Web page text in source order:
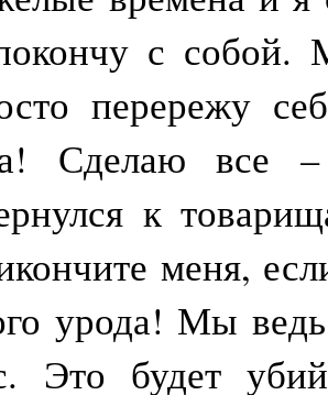
с собой.
перережу
Сделаю все
к
меня,
урода! Мы
Это будет